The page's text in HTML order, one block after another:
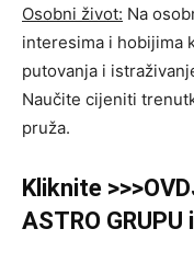
Osobni život: Na
interesima i hobijima
putovanja i
Naučite cijeniti
pruža.
Kliknite
ASTRO